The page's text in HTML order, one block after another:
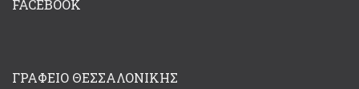
FACEBOOK
ΓΡΑΦΕΊΟ ΘΕΣΣΑΛΟΝΊΚΗΣ